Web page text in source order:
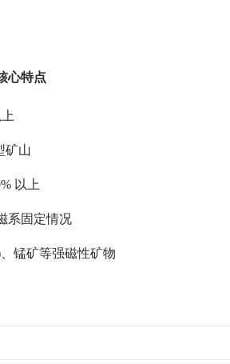
心特点
矿山
以上
系固定情况
锰矿等强磁性矿物